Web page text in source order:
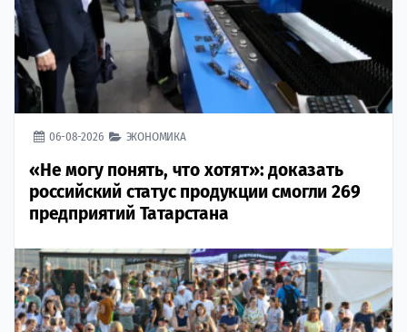
06-08-2026 ЭКОНОМИКА
«Не могу понять, что хотят»: доказать
российский статус продукции смогли 269
предприятий Татарстана